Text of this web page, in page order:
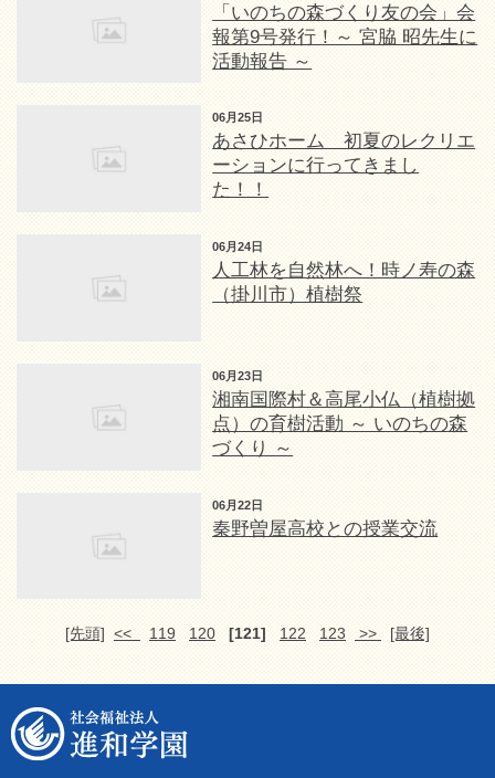
「いのちの森づくり友の会」会
報第9号発行！～ 宮脇 昭先生に
活動報告 ～
06月25日
あさひホーム 初夏のレクリエ
ーションに行ってきまし
た！！
06月24日
人工林を自然林へ！時ノ寿の森
（掛川市）植樹祭
06月23日
湘南国際村＆高尾小仏（植樹拠
点）の育樹活動 ～ いのちの森
づくり ～
06月22日
秦野曽屋高校との授業交流
[先頭] << 119 120 [121] 122 123 >> [最後]